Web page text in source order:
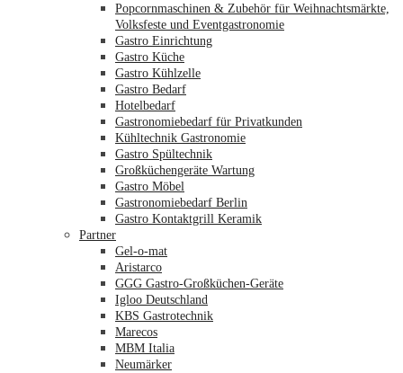
Popcornmaschinen & Zubehör für Weihnachtsmärkte,
Volksfeste und Eventgastronomie
Gastro Einrichtung
Gastro Küche
Gastro Kühlzelle
Gastro Bedarf
Hotelbedarf
Gastronomiebedarf für Privatkunden
Kühltechnik Gastronomie
Gastro Spültechnik
Großküchengeräte Wartung
Gastro Möbel
Gastronomiebedarf Berlin
Gastro Kontaktgrill Keramik
Partner
Gel-o-mat
Aristarco
GGG Gastro-Großküchen-Geräte
Igloo Deutschland
KBS Gastrotechnik
Marecos
MBM Italia
Neumärker